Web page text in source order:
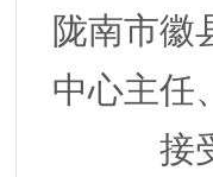
陇南市徽
中心主任
接